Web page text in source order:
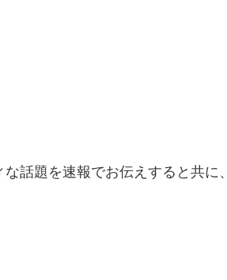
話題を速報でお伝えすると共に